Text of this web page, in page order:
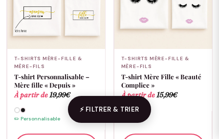
T-SHIRTS MÈRE-FILLE &
MÈRE-FILS
T-shirt Personnalisable –
Mère fille « Depuis »
À partir de19,99€
✏️ Personnalisable
T-SHIRTS MÈRE-FILLE &
MÈRE-FILS
T-shirt Mère Fille « Beauté
Complice »
À partir de15,99€
⚡ FILTRER & TRIER